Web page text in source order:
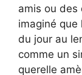
amis ou des
imaginé que
du jour au
comme un
querelle